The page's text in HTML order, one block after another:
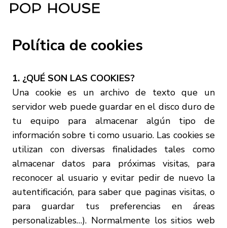
Política de cookies
1. ¿QUÉ SON LAS COOKIES?
Una cookie es un archivo de texto que un
servidor web puede guardar en el disco duro de
tu equipo para almacenar algún tipo de
información sobre ti como usuario. Las cookies se
utilizan con diversas finalidades tales como
almacenar datos para próximas visitas, para
reconocer al usuario y evitar pedir de nuevo la
autentificación, para saber que paginas visitas, o
para guardar tus preferencias en áreas
personalizables…). Normalmente los sitios web